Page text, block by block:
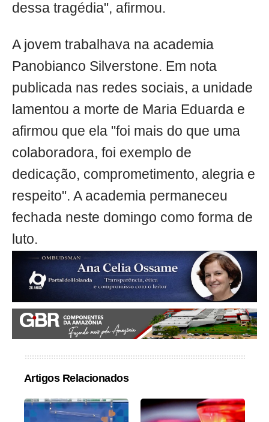
dessa tragédia", afirmou.
A jovem trabalhava na academia
Panobianco Silverstone. Em nota
publicada nas redes sociais, a unidade
lamentou a morte de Maria Eduarda e
afirmou que ela "foi mais do que uma
colaboradora, foi exemplo de
dedicação, comprometimento, alegria e
respeito". A academia permaneceu
fechada neste domingo como forma de
luto.
Artigos Relacionados